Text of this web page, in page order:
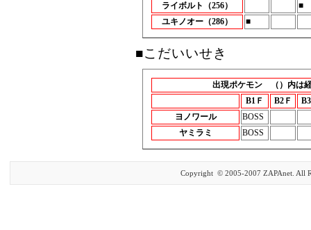
ライボルト（256）
■
ユキノオー（286）
■
■こだいいせき
出現ポケモン （）内は
B1Ｆ
B2Ｆ
ヨノワール
BOSS
ヤミラミ
BOSS
Copyright © 2005-2007 ZAPAnet. All